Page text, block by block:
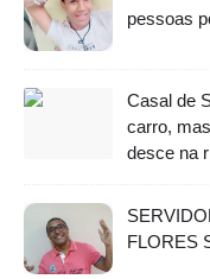
pessoas
Casal de
carro,
desce na
FLORES